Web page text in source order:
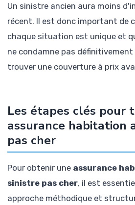
Un sinistre ancien aura moins
récent. Il est donc important de
chaque situation est unique et
ne condamne pas définitivement
trouver une couverture à prix
Les étapes clés pour
assurance habitation
pas cher
Pour obtenir une assurance
sinistre pas cher, il est
approche méthodique et